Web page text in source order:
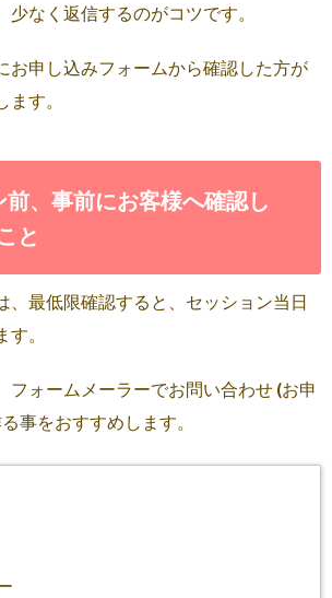
少なく返信するのがコツです。
お申し込みフォームから確認した方が
す。
前、事前にお客様へ確認し
と
、最低限確認すると、セッション当日
。
フォームメーラーでお問い合わせ (お申
事をおすすめします。